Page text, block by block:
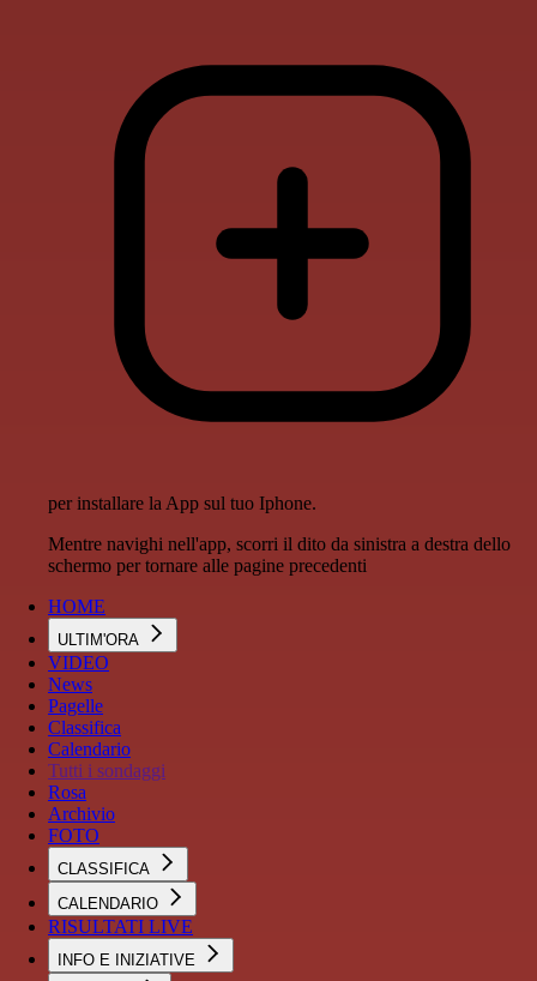
per installare la App sul tuo Iphone.
Mentre navighi nell'app, scorri il dito da sinistra a destra dello
schermo per tornare alle pagine precedenti
HOME
ULTIM'ORA
VIDEO
News
Pagelle
Classifica
Calendario
Tutti i sondaggi
Rosa
Archivio
FOTO
CLASSIFICA
CALENDARIO
RISULTATI LIVE
INFO E INIZIATIVE